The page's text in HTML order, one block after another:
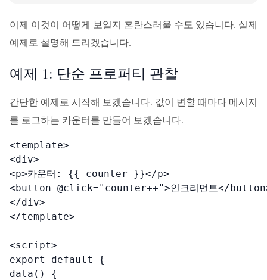
이제 이것이 어떻게 보일지 혼란스러울 수도 있습니다. 실제
예제로 설명해 드리겠습니다.
예제 1: 단순 프로퍼티 관찰
간단한 예제로 시작해 보겠습니다. 값이 변할 때마다 메시지
를 로그하는 카운터를 만들어 보겠습니다.
<template>
<div>
<p>카운터: {{ counter }}</p>
<button @click="counter++">인크리먼트</
</div>
</template>
<script>
export default {
data() {